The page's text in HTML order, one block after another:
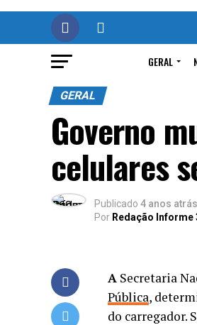
GERAL
GERAL
Governo
celulares
Publicado 4 anos atrás
Por Redação Informe
A Secretaria
Pública,
do carregador.